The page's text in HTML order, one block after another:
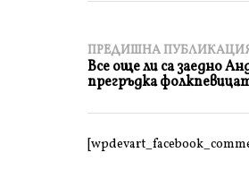
ПРЕДИШНА
Все още ли са заедно
прегръдка